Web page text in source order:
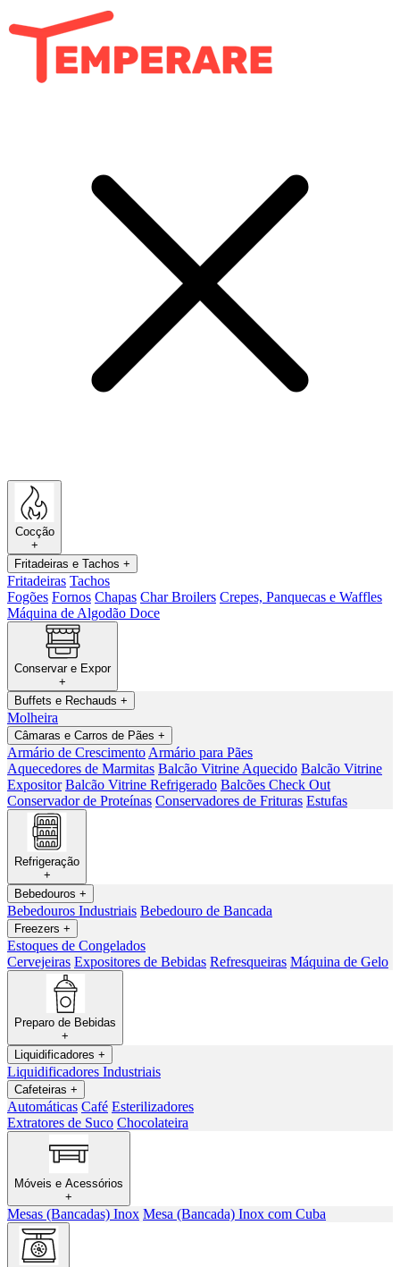
Cocção
+
Fritadeiras e Tachos +
Fritadeiras Tachos
Fogões Fornos Chapas Char Broilers Crepes, Panquecas e Waffles
Máquina de Algodão Doce
Conservar e Expor
+
Buffets e Rechauds +
Molheira
Câmaras e Carros de Pães +
Armário de Crescimento Armário para Pães
Aquecedores de Marmitas Balcão Vitrine Aquecido Balcão Vitrine
Expositor Balcão Vitrine Refrigerado Balcões Check Out
Conservador de Proteínas Conservadores de Frituras Estufas
Refrigeração
+
Bebedouros +
Bebedouros Industriais Bebedouro de Bancada
Freezers +
Estoques de Congelados
Cervejeiras Expositores de Bebidas Refresqueiras Máquina de Gelo
Preparo de Bebidas
+
Liquidificadores +
Liquidificadores Industriais
Cafeteiras +
Automáticas Café Esterilizadores
Extratores de Suco Chocolateira
Móveis e Acessórios
+
Mesas (Bancadas) Inox Mesa (Bancada) Inox com Cuba